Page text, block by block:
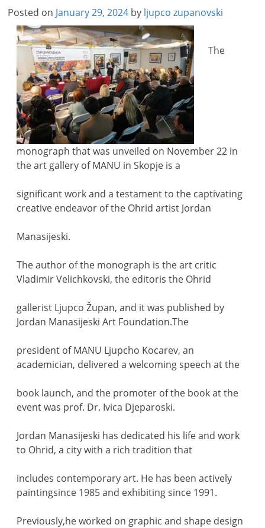
Posted on January 29, 2024 by ljupco zupanovski
The
monograph that was unveiled on November 22 in
the art gallery of MANU in Skopje is a
significant work and a testament to the captivating
creative endeavor of the Ohrid artist Jordan
Manasijeski.
The author of the monograph is the art critic
Vladimir Velichkovski, the editoris the Ohrid
gallerist Ljupco Župan, and it was published by
Jordan Manasijeski Art Foundation.The
president of MANU Ljupcho Kocarev, an
academician, delivered a welcoming speech at the
book launch, and the promoter of the book at the
event was prof. Dr. Ivica Djeparoski.
Jordan Manasijeski has dedicated his life and work
to Ohrid, a city with a rich tradition that
includes contemporary art. He has been actively
paintingsince 1985 and exhibiting since 1991.
Previously,he worked on graphic and shape design